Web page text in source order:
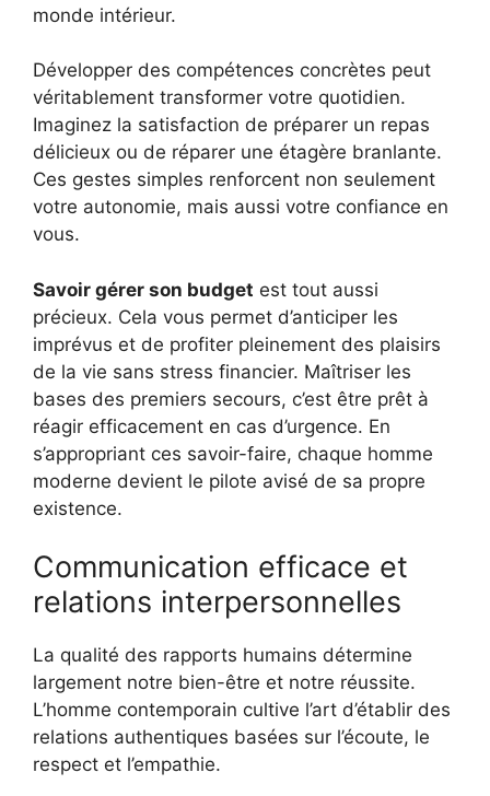
monde intérieur.
Développer des compétences concrètes peut
véritablement transformer votre quotidien.
Imaginez la satisfaction de préparer un repas
délicieux ou de réparer une étagère branlante.
Ces gestes simples renforcent non seulement
votre autonomie, mais aussi votre confiance en
vous.
Savoir gérer son budget est tout aussi
précieux. Cela vous permet d’anticiper les
imprévus et de profiter pleinement des plaisirs
de la vie sans stress financier. Maîtriser les
bases des premiers secours, c’est être prêt à
réagir efficacement en cas d’urgence. En
s’appropriant ces savoir-faire, chaque homme
moderne devient le pilote avisé de sa propre
existence.
Communication efficace et
relations interpersonnelles
La qualité des rapports humains détermine
largement notre bien-être et notre réussite.
L’homme contemporain cultive l’art d’établir des
relations authentiques basées sur l’écoute, le
respect et l’empathie.